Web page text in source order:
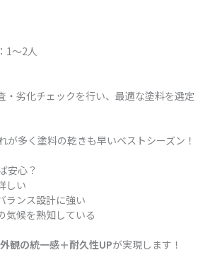
1〜2人
・劣化チェックを行い、最適な塗料を選定
が多く塗料の乾きも早いベストシーズン！
安心？
しい
ランス設計に強い
気候を熟知している
外観の統一感＋耐久性UPが実現します！